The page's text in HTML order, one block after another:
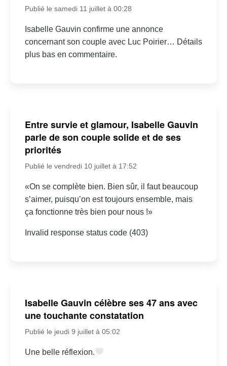
Publié le samedi 11 juillet à 00:28
Isabelle Gauvin confirme une annonce
concernant son couple avec Luc Poirier… Détails
plus bas en commentaire.
Entre survie et glamour, Isabelle Gauvin
parle de son couple solide et de ses
priorités
Publié le vendredi 10 juillet à 17:52
«On se complète bien. Bien sûr, il faut beaucoup
s’aimer, puisqu’on est toujours ensemble, mais
ça fonctionne très bien pour nous !»
Invalid response status code (403)
Isabelle Gauvin célèbre ses 47 ans avec
une touchante constatation
Publié le jeudi 9 juillet à 05:02
Une belle réflexion.